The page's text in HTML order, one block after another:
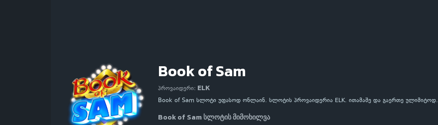
Book of Sam
პროვაიდერი: ELK
Book of Sam სლოტი უფასოდ ონლაინ. სლოტის პროვაიდერია ELK. ითამაშე და გაერთე ულიმიტოდ.
Book of Sam სლოტის მიმოხილვა